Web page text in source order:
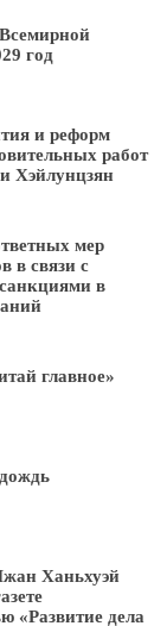
год
и реформ
работ
Хэйлунцзян
мер
в связи с
в
главное»
Ханьхуэй
«Развитие дела